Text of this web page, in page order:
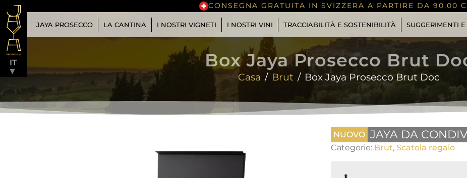
CONSEGNA GRATUITA IN SVIZZERA A PARTIRE DA 90,00
▼ JAYA PROSECCO LA CANTINA I NOSTRI VIGNETI I NOSTRI VINI TRACCIABILITÀ E SOSTENIBILITÀ SUGGERIMENTI
IT
▼ Box Jaya Prosecco Brut
Casa Brut Box Jaya Prosecco Brut Doc
NUOVO JAYA DA
Categorie: Brut, Scatola regalo